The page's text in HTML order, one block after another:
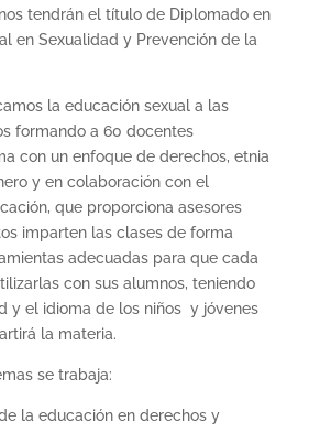
tendrán el título de Diplomado en
en Sexualidad y Prevención de la
la educación sexual a las
formando a 60 docentes
con un enfoque de derechos, etnia
y en colaboración con el
que proporciona asesores
imparten las clases de forma
adecuadas para que cada
con sus alumnos, teniendo
y el idioma de los niños y jóvenes
la materia.
se trabaja:
la educación en derechos y